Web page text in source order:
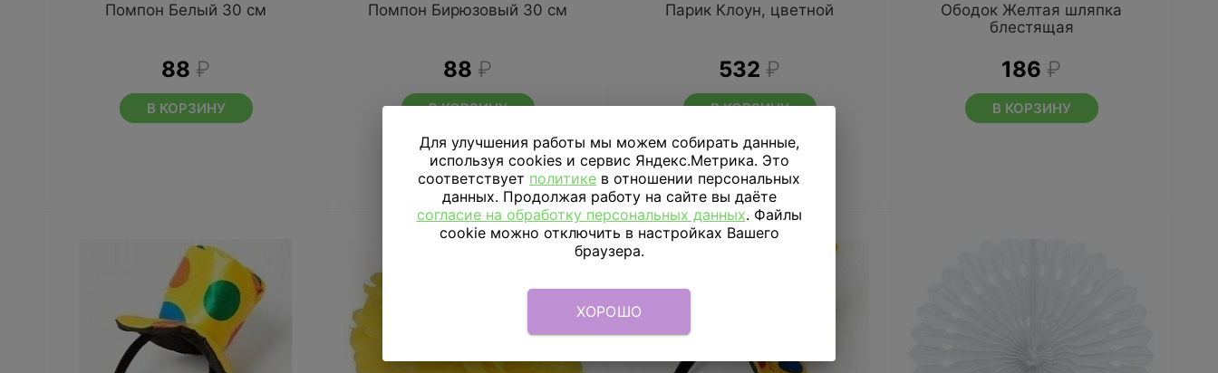
Помпон Белый 30 см
88 ₽
В КОРЗИНУ
Помпон Бирюзовый 30 см
88 ₽
В КОРЗИНУ
Парик Клоун, цветной
532 ₽
В КОРЗИНУ
Ободок Желтая шляпка
блестящая
186 ₽
В КОРЗИНУ
Для улучшения работы мы можем собирать данные,
используя cookies и сервис Яндекс.Метрика. Это
соответствует политике в отношении персональных
данных. Продолжая работу на сайте вы даёте
согласие на обработку персональных данных. Файлы
cookie можно отключить в настройках Вашего
браузера.
ХОРОШО